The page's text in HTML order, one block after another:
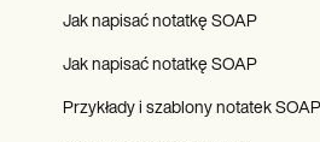
Procedure Codes
Szablon Superbill
Szablon notatki SOAP
Informed Consent Form
Jak napisać notatkę SOAP
Jak napisać notatkę SOAP
Przykłady i szablony notatek SOAP